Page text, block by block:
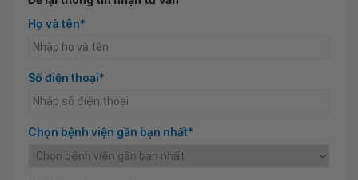
Họ và tên*
Số điện thoại*
Chọn bệnh viện gần bạn nhất*